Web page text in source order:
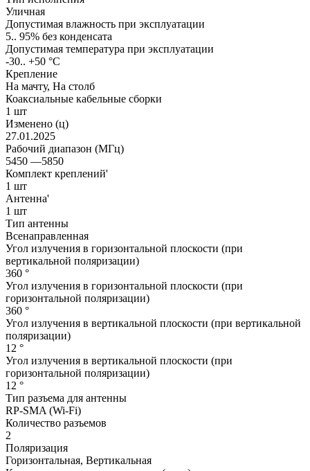
Уличная
Допустимая влажность при эксплуатации
5.. 95% без конденсата
Допустимая температура при эксплуатации
-30.. +50 °C
Крепление
На мачту, На столб
Коаксиальные кабельные сборки
1 шт
Изменено (ц)
27.01.2025
Рабочий диапазон (МГц)
5450 —5850
Комплект креплений'
1 шт
Антенна'
1 шт
Тип антенны
Всенаправленная
Угол излучения в горизонтальной плоскости (при
вертикальной поляризации)
360 °
Угол излучения в горизонтальной плоскости (при
горизонтальной поляризации)
360 °
Угол излучения в вертикальной плоскости (при вертикальной
поляризации)
12 °
Угол излучения в вертикальной плоскости (при
горизонтальной поляризации)
12 °
Тип разъема для антенны
RP-SMA (Wi-Fi)
Количество разъемов
2
Поляризация
Горизонтальная, Вертикальная